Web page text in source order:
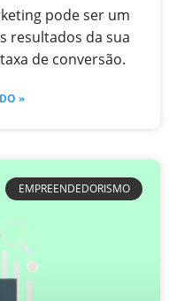
pode ser um
resultados da sua
de conversão.
»
EMPREENDEDORISMO